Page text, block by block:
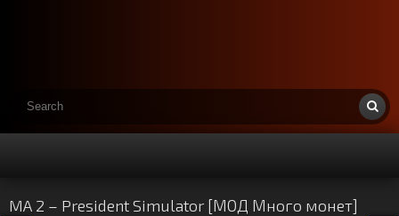
MA 2 – President Simulator [МОД Много монет]